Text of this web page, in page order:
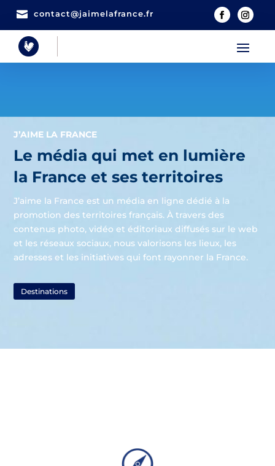
 contact@jaimelafrance.fr
J’AIME LA FRANCE
Le média qui met en lumière
la France et ses territoires
J’aime la France est un média en ligne dédié à la
promotion des territoires français. À travers des
contenus photo, vidéo et éditoriaux diffusés sur le web
et les réseaux sociaux, nous valorisons les lieux, les
adresses et les initiatives qui font rayonner la France.
Destinations